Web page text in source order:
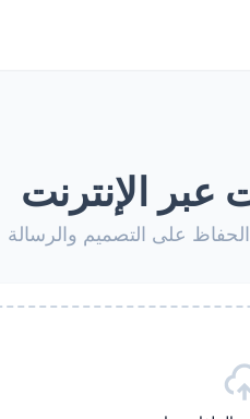
عبر الإنترنت
على التصميم والرسالة